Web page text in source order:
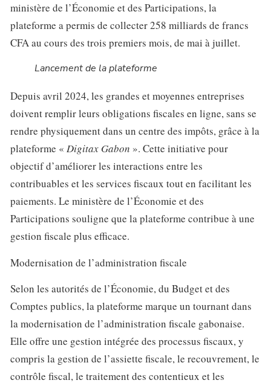
ministère de l’Économie et des Participations, la
plateforme a permis de collecter 258 milliards de francs
CFA au cours des trois premiers mois, de mai à juillet.
Lancement de la plateforme
Depuis avril 2024, les grandes et moyennes entreprises
doivent remplir leurs obligations fiscales en ligne, sans se
rendre physiquement dans un centre des impôts, grâce à la
plateforme « Digitax Gabon ». Cette initiative pour
objectif d’améliorer les interactions entre les
contribuables et les services fiscaux tout en facilitant les
paiements. Le ministère de l’Économie et des
Participations souligne que la plateforme contribue à une
gestion fiscale plus efficace.
Modernisation de l’administration fiscale
Selon les autorités de l’Économie, du Budget et des
Comptes publics, la plateforme marque un tournant dans
la modernisation de l’administration fiscale gabonaise.
Elle offre une gestion intégrée des processus fiscaux, y
compris la gestion de l’assiette fiscale, le recouvrement, le
contrôle fiscal, le traitement des contentieux et les